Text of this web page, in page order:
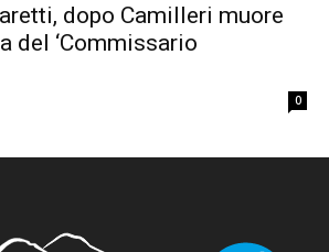
dopo Camilleri muore
del ‘Commissario
0